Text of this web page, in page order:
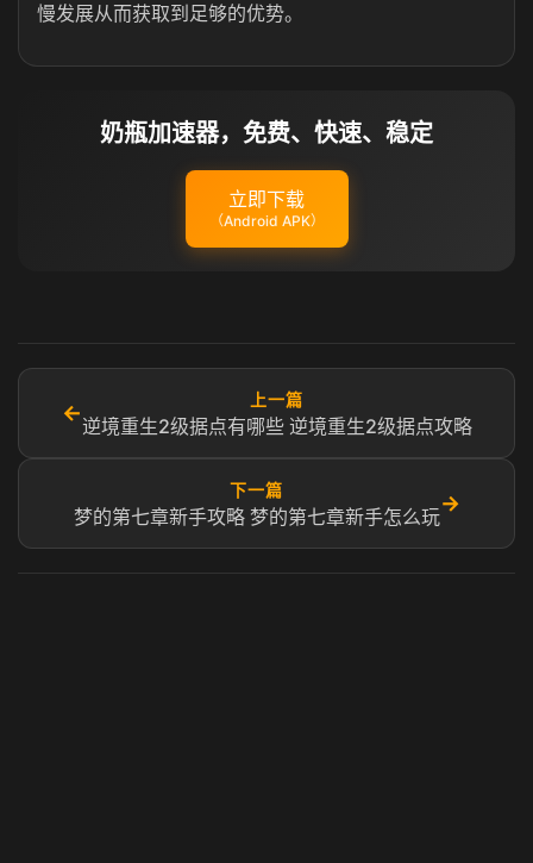
慢发展从而获取到足够的优势。
奶瓶加速器，免费、快速、稳定
立即下载
（Android APK）
←
上一篇
逆境重生2级据点有哪些​ 逆境重生2级据点攻略​
下一篇
梦的第七章新手攻略 梦的第七章新手怎么玩
→